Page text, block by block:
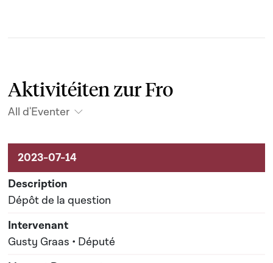
Aktivitéiten zur Fro
All d'Eventer
Aktivitéiten um Dossier
Dépôt de la question
Gusty Graas • Député